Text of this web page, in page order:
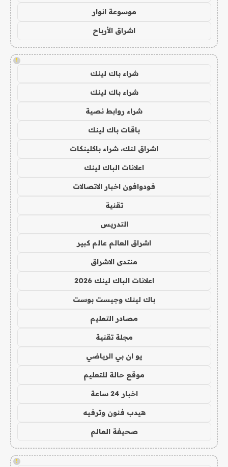
موسوعة انوار
اشراق الأرباح
!
شراء باك لينك
شراء باك لينك
شراء روابط نصية
باقات باك لينك
اشراق لنك، شراء باكلينكات
اعلانات الباك لينك
فودوافون اخبار الاتصالات
تقنية
التدريس
اشراق العالم عالم كبير
منتدى الاشراق
اعلانات الباك لينك 2026
باك لينك وجيست بوست
مصادر التعليم
مجلة تقنية
يو ان بي الرياضي
موقع حالة للتعليم
اخبار 24 ساعة
هيدب فنون وترفيه
صحيفة العالم
!